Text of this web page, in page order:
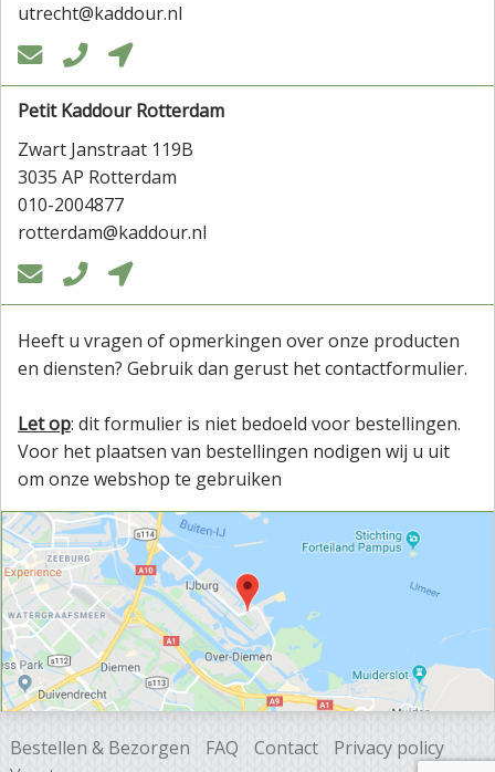
utrecht@kaddour.nl
  
Petit Kaddour Rotterdam
Zwart Janstraat 119B
3035 AP Rotterdam
010-2004877
rotterdam@kaddour.nl
  
Heeft u vragen of opmerkingen over onze producten
en diensten? Gebruik dan gerust het contactformulier.
Let op: dit formulier is niet bedoeld voor bestellingen.
Voor het plaatsen van bestellingen nodigen wij u uit
om onze webshop te gebruiken
Bestellen & Bezorgen FAQ Contact
Privacy policy